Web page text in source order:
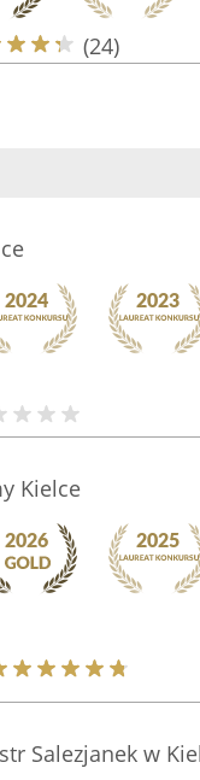
(24)
Kielce
Salezjanek w